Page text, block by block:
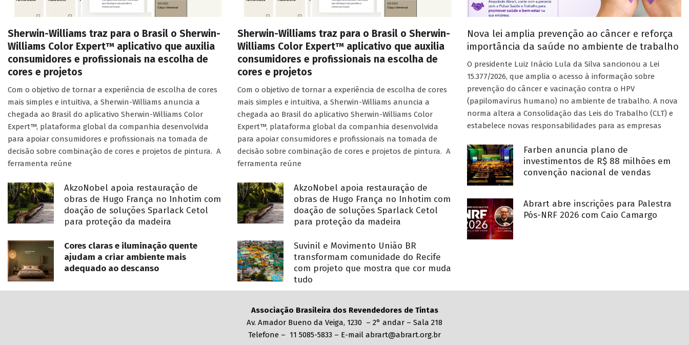
Sherwin-Williams traz para o Brasil o Sherwin-
Williams Color Expert™ aplicativo que auxilia
consumidores e profissionais na escolha de
cores e projetos
Com o objetivo de tornar a experiência de escolha de cores
mais simples e intuitiva, a Sherwin-Williams anuncia a
chegada ao Brasil do aplicativo Sherwin-Williams Color
Expert™, plataforma global da companhia desenvolvida
para apoiar consumidores e profissionais na tomada de
decisão sobre combinação de cores e projetos de pintura. A
ferramenta reúne
AkzoNobel apoia restauração de
obras de Hugo França no Inhotim com
doação de soluções Sparlack Cetol
para proteção da madeira
Cores claras e iluminação quente
ajudam a criar ambiente mais
adequado ao descanso
Sherwin-Williams traz para o Brasil o Sherwin-
Williams Color Expert™ aplicativo que auxilia
consumidores e profissionais na escolha de
cores e projetos
Com o objetivo de tornar a experiência de escolha de cores
mais simples e intuitiva, a Sherwin-Williams anuncia a
chegada ao Brasil do aplicativo Sherwin-Williams Color
Expert™, plataforma global da companhia desenvolvida
para apoiar consumidores e profissionais na tomada de
decisão sobre combinação de cores e projetos de pintura. A
ferramenta reúne
AkzoNobel apoia restauração de
obras de Hugo França no Inhotim com
doação de soluções Sparlack Cetol
para proteção da madeira
Suvinil e Movimento União BR
transformam comunidade do Recife
com projeto que mostra que cor muda
tudo
Nova lei amplia prevenção ao câncer e reforça
importância da saúde no ambiente de trabalho
O presidente Luiz Inácio Lula da Silva sancionou a Lei
15.377/2026, que amplia o acesso à informação sobre
prevenção do câncer e vacinação contra o HPV
(papilomavírus humano) no ambiente de trabalho. A nova
norma altera a Consolidação das Leis do Trabalho (CLT) e
estabelece novas responsabilidades para as empresas
Farben anuncia plano de
investimentos de R$ 88 milhões em
convenção nacional de vendas
Abrart abre inscrições para Palestra
Pós-NRF 2026 com Caio Camargo
Associação Brasileira dos Revendedores de Tintas
Av. Amador Bueno da Veiga, 1230 – 2° andar – Sala 218
Telefone – 11 5085-5833 – E-mail abrart@abrart.org.br